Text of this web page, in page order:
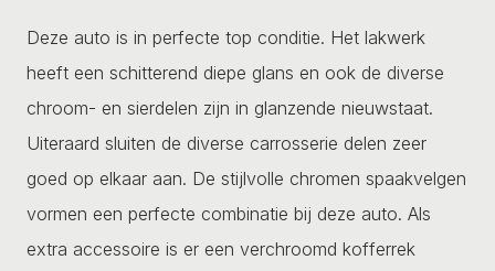
Deze auto is in perfecte top conditie. Het lakwerk
heeft een schitterend diepe glans en ook de diverse
chroom- en sierdelen zijn in glanzende nieuwstaat.
Uiteraard sluiten de diverse carrosserie delen zeer
goed op elkaar aan. De stijlvolle chromen spaakvelgen
vormen een perfecte combinatie bij deze auto. Als
extra accessoire is er een verchroomd kofferrek